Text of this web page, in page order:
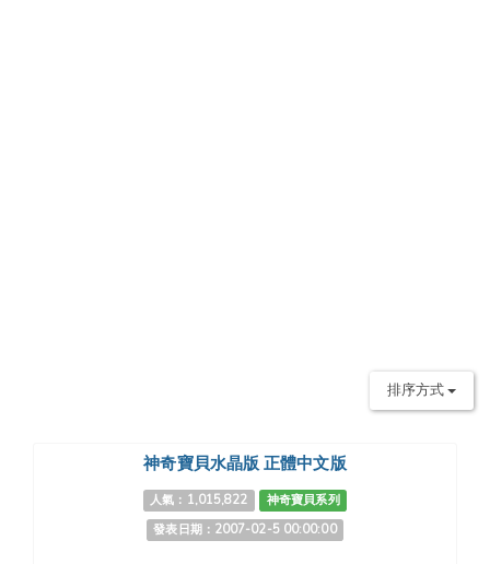
排序方式
神奇寶貝水晶版 正體中文版
人氣：1,015,822
神奇寶貝系列
發表日期：2007-02-5 00:00:00